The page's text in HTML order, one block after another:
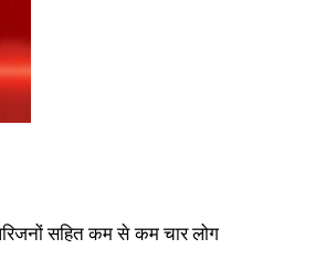
सहित कम से कम चार लोग